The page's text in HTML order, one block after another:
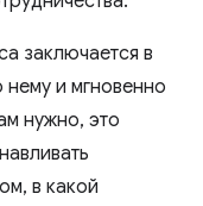
заключается в
и мгновенно
нужно, это
в какой